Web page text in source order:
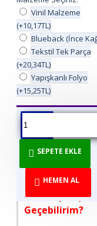
Vinil Malzeme
(+10,17TL)
Blueback (İnce
Tekstil Tek Parça
(+20,34TL)
Yapışkanlı Folyo
(+15,25TL)
SEPETE EKLE
HEMEN AL
ÜRÜN BILGISI
DİREKT
TÜKETİCİYE!
Nasıl Sipariş
Geçebilirim?